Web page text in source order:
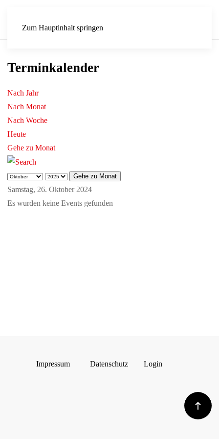
Zum Hauptinhalt springen
Terminkalender
Nach Jahr
Nach Monat
Nach Woche
Heute
Gehe zu Monat
Gehe zu Monat
Samstag, 26. Oktober 2024
Es wurden keine Events gefunden
Impressum Datenschutz Login